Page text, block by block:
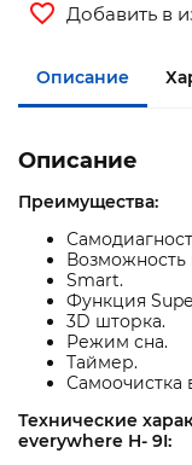
Добавить в
Описание
Описание
Преимущества:
Smart.
Функция
3D шторка.
Режим сна.
Таймер.
Самоочистка
Технические
everywhere H- 9I: